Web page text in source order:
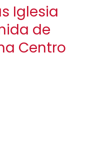
Iglesia
de
Centro